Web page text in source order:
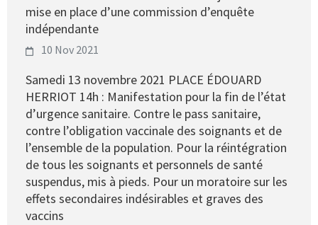
mise en place d’une commission d’enquête
indépendante
10 Nov 2021
Samedi 13 novembre 2021 PLACE ÉDOUARD
HERRIOT 14h : Manifestation pour la fin de l’état
d’urgence sanitaire. Contre le pass sanitaire,
contre l’obligation vaccinale des soignants et de
l’ensemble de la population. Pour la réintégration
de tous les soignants et personnels de santé
suspendus, mis à pieds. Pour un moratoire sur les
effets secondaires indésirables et graves des
vaccins